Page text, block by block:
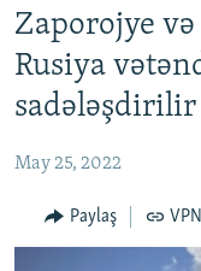
Əsas
naviqasiyaya
qayıt
Axtarışa
KORRUPSIOMETR
#ƏSLINDƏ
QANUNI DOĞRU
ARAŞDIRMA
Zaporojye
Rusiya
sadələşdirilir
May 25, 2022
Paylaş